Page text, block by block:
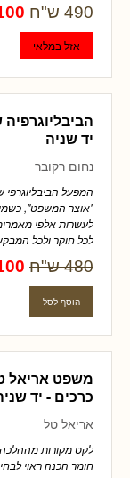
490 ש"ח 100
יד שניה
נחום רקובר
המפעל הביבליוגרפי
"אוצר המשפט", כשמו
לעשרות אלפי
לכל חוקר ולכל
480 ש"ח 100
כרכים - יד
אריאל טל
לקט מקורות
חומר הכנה ראוי